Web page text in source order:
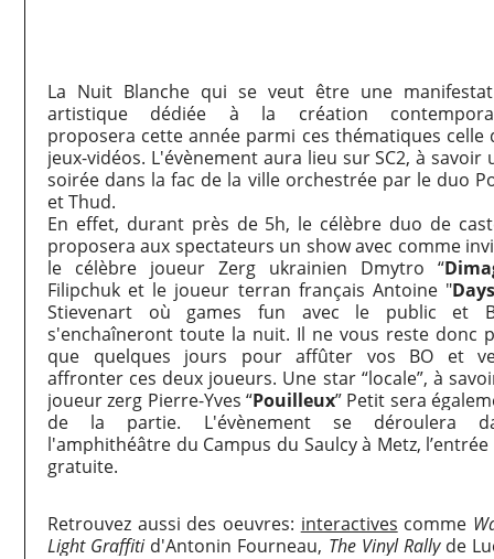
La Nuit Blanche qui se veut être une
artistique dédiée à la création
proposera cette année parmi ces thématiques celle
jeux-vidéos. L'évènement aura lieu sur SC2, à savoir
soirée dans la fac de la ville orchestrée par le duo
et Thud.
En effet, durant près de 5h, le célèbre duo de
proposera aux spectateurs un show avec comme
le célèbre joueur Zerg ukrainien Dmytro “
Filipchuk et le joueur terran français Antoine "
Stievenart où games fun avec le public et
s'enchaîneront toute la nuit. Il ne vous reste donc
que quelques jours pour affûter vos BO et
affronter ces deux joueurs. Une star “locale”, à
joueur zerg Pierre-Yves “Pouilleux” Petit sera
de la partie.
L'évènement se déroulera
l'amphithéâtre du Campus du Saulcy à Metz, l’entrée
gratuite.
Retrouvez aussi des oeuvres: interactives comme
Light Graffiti d'Antonin Fourneau, The Vinyl Rallyde